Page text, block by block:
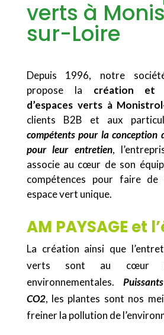
verts à
sur-Loire
Depuis 1996, notre
propose la création et
d’espaces verts à
clients B2B et aux
compétents pour la conception
pour leur entretien,
associe au cœur de son
compétences pour faire
espace vert unique.
AM PAYSAGE et
La création ainsi que
verts sont au cœur
environnementales.
CO2, les plantes sont nos
freiner la pollution de